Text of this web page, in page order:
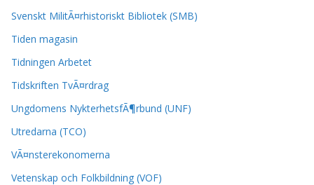
Svenskt MilitÃ¤rhistoriskt Bibliotek (SMB)
Tiden magasin
Tidningen Arbetet
Tidskriften TvÃ¤rdrag
Ungdomens NykterhetsfÃ¶rbund (UNF)
Utredarna (TCO)
VÃ¤nsterekonomerna
Vetenskap och Folkbildning (VOF)